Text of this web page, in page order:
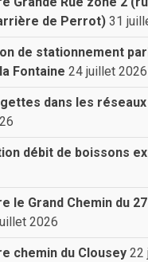
de Perrot) 31
de stationnement
Fontaine 24 juillet 2026
dans les réseaux
débit de boissons
le Grand Chemin du
2026
chemin du Clousey 22